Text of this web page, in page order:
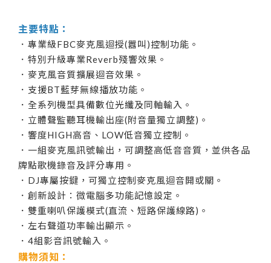
主要特點：
．專業級FBC麥克風迴授(囂叫)控制功能。
．特別升級專業Reverb殘響效果。
．麥克風音質擴展迴音效果。
．支援BT藍芽無線播放功能。
．全系列機型具備數位光纖及同軸輸入。
．立體聲監聽耳機輸出座(附音量獨立調整)。
．響度HIGH高音、LOW低音獨立控制。
．一組麥克風訊號輸出，可調整高低音音質，並供各品
牌點歌機錄音及評分專用。
．DJ專屬按鍵，可獨立控制麥克風迴音開或關。
．創新設計：微電腦多功能記憶設定。
．雙重喇叭保護模式(直流、短路保護線路)。
．左右聲道功率輸出顯示。
．4組影音訊號輸入。
購物須知：